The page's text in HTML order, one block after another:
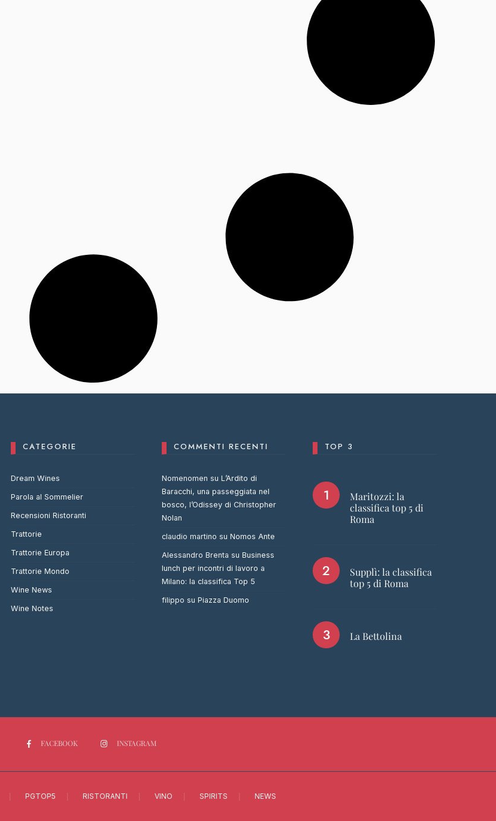
CATEGORIE
Dream Wines
Parola al Sommelier
Recensioni Ristoranti
Trattorie
Trattorie Europa
Trattorie Mondo
Wine News
Wine Notes
COMMENTI RECENTI
Nomenomen su L’Ardito di
Baracchi, una passeggiata nel
bosco, l’Odissey di Christopher
Nolan
claudio martino su Nomos Ante
Alessandro Brenta su Business
lunch per incontri di lavoro a
Milano: la classifica Top 5
filippo su Piazza Duomo
TOP 3
Maritozzi: la
classifica top 5 di
Roma
Supplì: la classifica
top 5 di Roma
La Bettolina
FACEBOOK INSTAGRAM
PGTOP5 RISTORANTI VINO SPIRITS NEWS